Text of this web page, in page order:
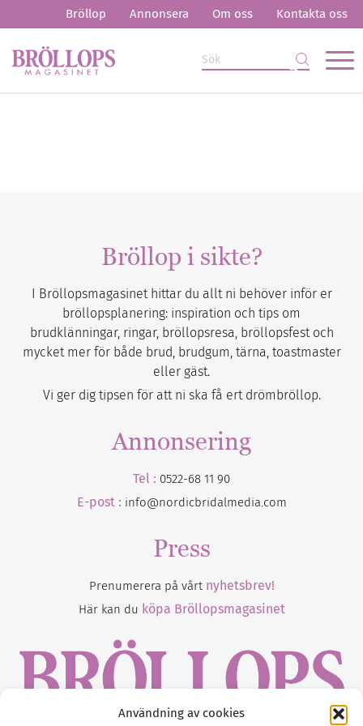
Användning av cookies
Bröllop Annonsera Om oss Kontakta oss
Bröllop i sikte?
I Bröllopsmagasinet hittar du allt ni behöver inför er
bröllopsplanering: inspiration och tips om
brudklänningar, ringar, bröllopsresa, bröllopsfest och
mycket mer för både brud, brudgum, tärna, toastmaster
eller gäst.
Vi ger dig tipsen för att ni ska få ert drömbröllop.
Annonsering
Tel : 0522-68 11 90
E-post : info@nordicbridalmedia.com
Press
Prenumerera på vårt nyhetsbrev!
Här kan du köpa Bröllopsmagasinet